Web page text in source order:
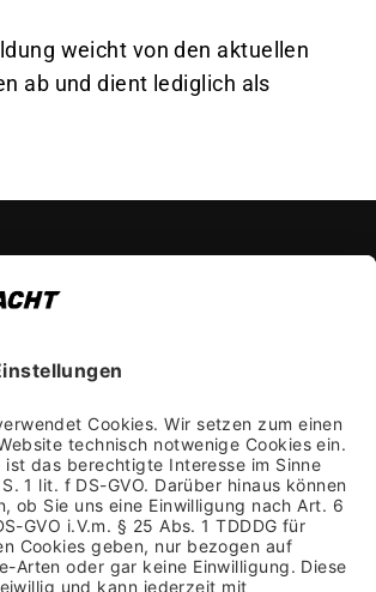
weicht von den aktuellen
ab und dient lediglich als